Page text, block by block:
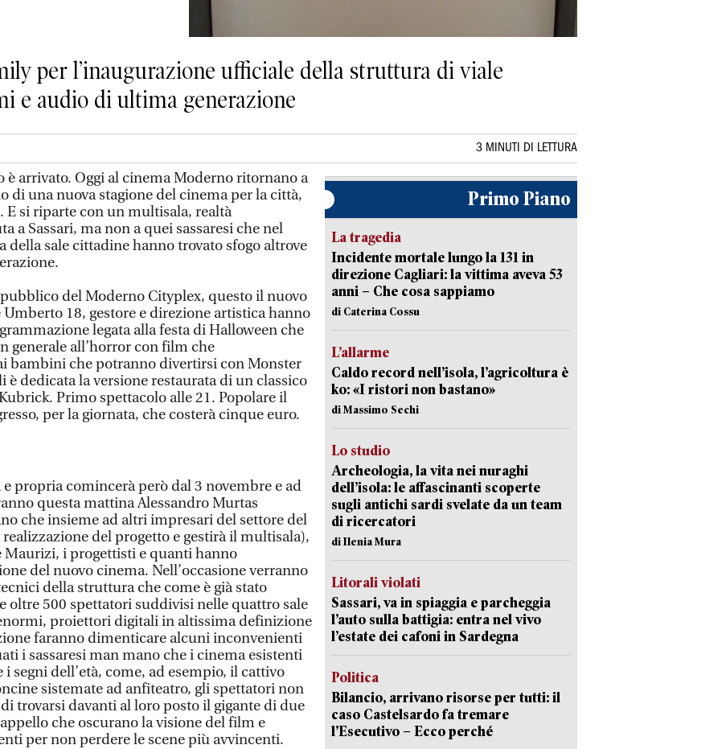
per l’inaugurazione ufficiale della struttura di viale
e audio di ultima generazione
3 MINUTI DI LETTURA
è arrivato. Oggi al cinema Moderno ritornano a
di una nuova stagione del cinema per la città,
E si riparte con un multisala, realtà
a Sassari, ma non a quei sassaresi che nel
sale cittadine hanno trovato sfogo altrove
del Moderno Cityplex, questo il nuovo
18, gestore e direzione artistica hanno
legata alla festa di Halloween che
generale all’horror con film che
bambini che potranno divertirsi con Monster
è dedicata la versione restaurata di un classico
Primo spettacolo alle 21. Popolare il
per la giornata, che costerà cinque euro.
propria comincerà però dal 3 novembre e ad
questa mattina Alessandro Murtas
che insieme ad altri impresari del settore del
del progetto e gestirà il multisala),
Maurizi, i progettisti e quanti hanno
del nuovo cinema. Nell’occasione verranno
della struttura che come è già stato
oltre 500 spettatori suddivisi nelle quattro sale
proiettori digitali in altissima definizione
faranno dimenticare alcuni inconvenienti
i sassaresi man mano che i cinema esistenti
segni dell’età, come, ad esempio, il cattivo
sistemate ad anfiteatro, gli spettatori non
trovarsi davanti al loro posto il gigante di due
che oscurano la visione del film e
per non perdere le scene più avvincenti.
Primo Piano
La tragedia
Incidente mortale lungo la 131 in
direzione Cagliari: la vittima aveva 53
anni – Che cosa sappiamo
di Caterina Cossu
L’allarme
Caldo record nell’isola, l’agricoltura è
ko: «I ristori non bastano»
di Massimo Sechi
Lo studio
Archeologia, la vita nei nuraghi
dell’isola: le affascinanti scoperte
sugli antichi sardi svelate da un team
di ricercatori
di Ilenia Mura
Litorali violati
Sassari, va in spiaggia e parcheggia
l’auto sulla battigia: entra nel vivo
l’estate dei cafoni in Sardegna
Politica
Bilancio, arrivano risorse per tutti: il
caso Castelsardo fa tremare
l’Esecutivo – Ecco perché